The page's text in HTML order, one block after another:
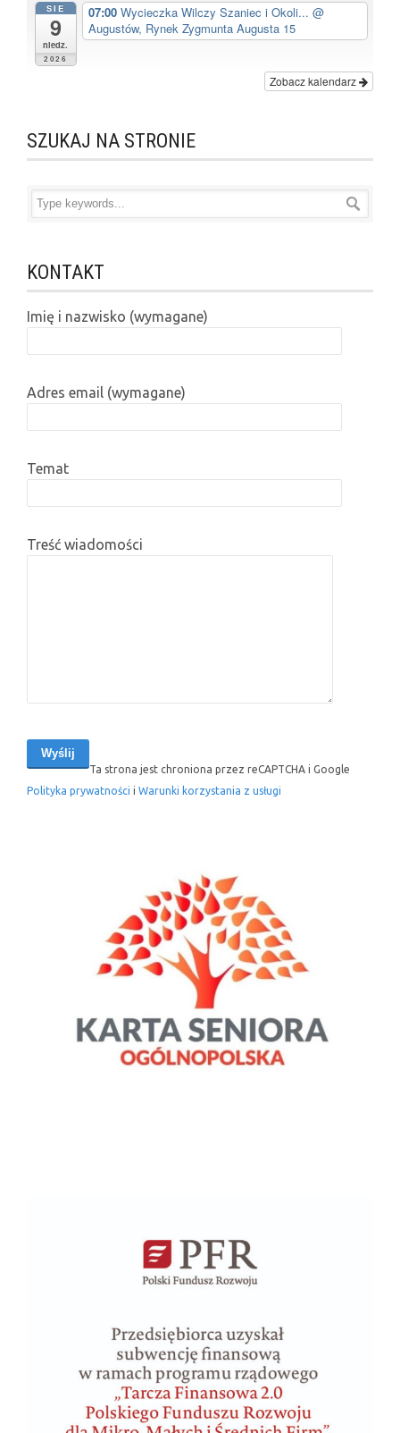
SIE
9
niedz.
2026
07:00 Wycieczka Wilczy Szaniec i Okoli... @
Augustów, Rynek Zygmunta Augusta 15
Zobacz kalendarz
SZUKAJ NA STRONIE
KONTAKT
Imię i nazwisko (wymagane)
Adres email (wymagane)
Temat
Treść wiadomości
Ta strona jest chroniona przez reCAPTCHA i Google
Polityka prywatności i Warunki korzystania z usługi